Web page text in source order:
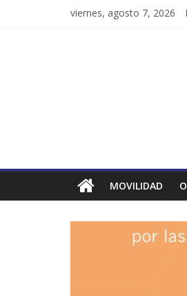
viernes, agosto 7, 2026
MOVILIDAD